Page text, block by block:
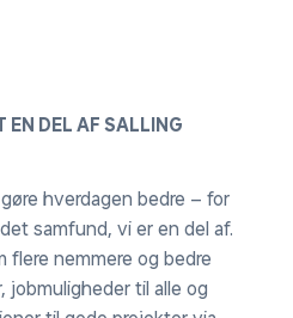
EN DEL AF SALLING
hverdagen bedre – for
samfund, vi er en del af.
flere nemmere og bedre
jobmuligheder til alle og